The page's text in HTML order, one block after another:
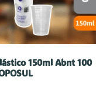
150ml Abnt 100